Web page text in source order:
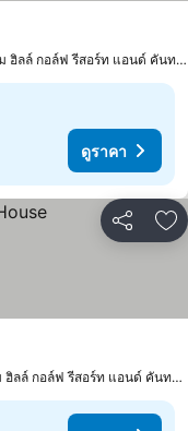
ฮิลล์ กอล์ฟ รีสอร์ท แอนด์ คันทรี
ดูราคา
แชร์ เ
ฮิลล์ กอล์ฟ รีสอร์ท แอนด์ คันทรี